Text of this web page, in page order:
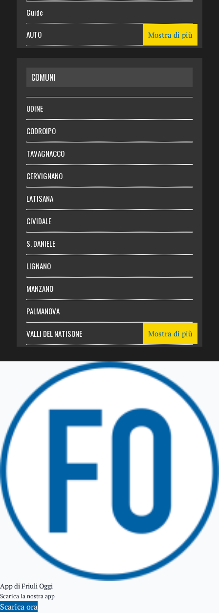
Guide
AUTO
RISPARMIO
SALUTE
Necrologie
Chi siamo
Abbonati
Login
Mostra di più
COMUNI
UDINE
CODROIPO
TAVAGNACCO
CERVIGNANO
LATISANA
CIVIDALE
S. DANIELE
LIGNANO
MANZANO
PALMANOVA
VALLI DEL NATISONE
TRICESIMO
TARCENTO
GEMONA DEL FRIULI
Mostra di più
App di Friuli Oggi
Scarica la nostra app
Scarica ora